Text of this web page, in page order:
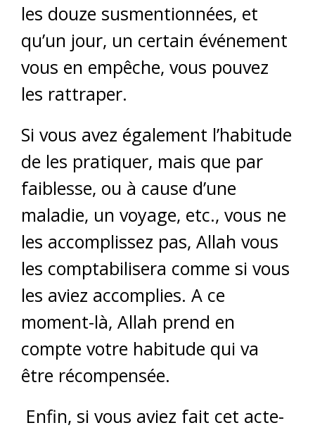
les douze susmentionnées, et
qu’un jour, un certain événement
vous en empêche, vous pouvez
les rattraper.
Si vous avez également l’habitude
de les pratiquer, mais que par
faiblesse, ou à cause d’une
maladie, un voyage, etc., vous ne
les accomplissez pas, Allah vous
les comptabilisera comme si vous
les aviez accomplies. A ce
moment-là, Allah prend en
compte votre habitude qui va
être récompensée.
Enfin, si vous aviez fait cet acte-